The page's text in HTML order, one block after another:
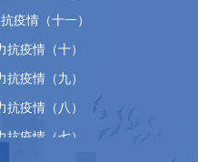
疫情（十一）
疫情（十）
疫情（九）
疫情（八）
疫情（七）